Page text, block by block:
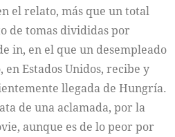
el relato, más que un total
de tomas divididas por
in, en el que un desempleado
Estados Unidos, recibe y
llegada de Hungría.
de una aclamada, por la
aunque es de lo peor por